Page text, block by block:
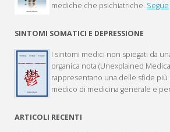
mediche che psichiatriche. Segue
SINTOMI SOMATICI E DEPRESSIONE
I sintomi medici non spiegati da
organica nota (Unexplained
rappresentano una delle sfide
medico di medicina generale e
ARTICOLI RECENTI